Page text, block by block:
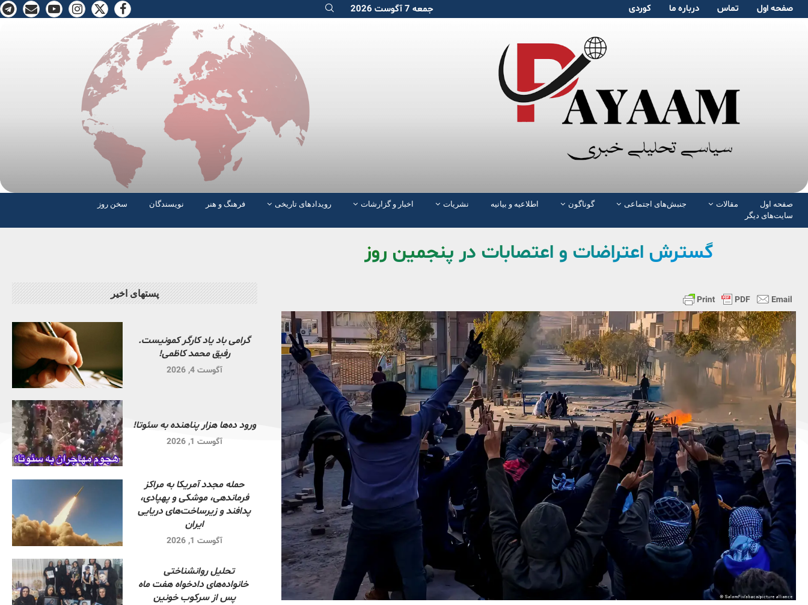
صفحە اول تماس دربارە ما کوردی جمعه 7 آگوست 2026
صفحە اول مقالات جنبش‌های اجتماعی گوناگون اطلاعیه و بیانیه نشریات اخبار و گزارشات رویدادهای تاریخی فرهنگ و هنر نویسندگان
سخن روز
سایت‌های دیگر
گسترش اعتراضات و اعتصابات در پنجمین روز
پستهای اخیر
گرامی باد یاد کارگر کمونیست.
رفیق محمد کاظمی!
آگوست 4, 2026
ورود ده‌ها هزار پناهنده به سئوتا!
آگوست 1, 2026
حمله مجدد آمریکا به مراکز
فرماندهی، موشکی و پهپادی،
پدافند و زیرساخت‌های دریایی
ایران
آگوست 1, 2026
تحلیل روانشناختی
خانواده‌های دادخواه هفت ماه
پس از سرکوب خونین